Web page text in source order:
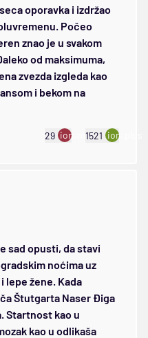
oporavka i izdržao
Počeo
znao je u svakom
od maksimuma,
zvezda izgleda kao
i bekom na
29 ion:minus
1521 ion:plus
sad opusti, da stavi
noćima uz
lepe žene. Kada
Štutgarta Naser Điga
Startnost kao u
kao u odlikaša